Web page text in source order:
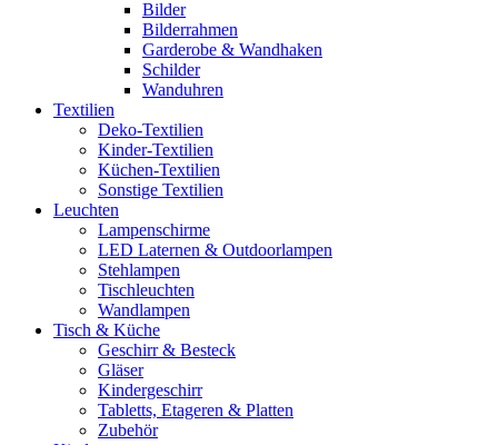
Bilder
Bilderrahmen
Garderobe & Wandhaken
Schilder
Wanduhren
Textilien
Deko-Textilien
Kinder-Textilien
Küchen-Textilien
Sonstige Textilien
Leuchten
Lampenschirme
LED Laternen & Outdoorlampen
Stehlampen
Tischleuchten
Wandlampen
Tisch & Küche
Geschirr & Besteck
Gläser
Kindergeschirr
Tabletts, Etageren & Platten
Zubehör